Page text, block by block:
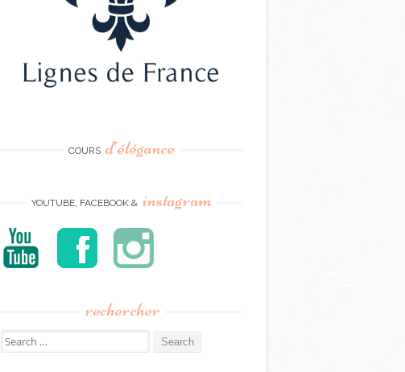
COURS d’élégance
YOUTUBE, FACEBOOK & instagram
rechercher
Search
for: